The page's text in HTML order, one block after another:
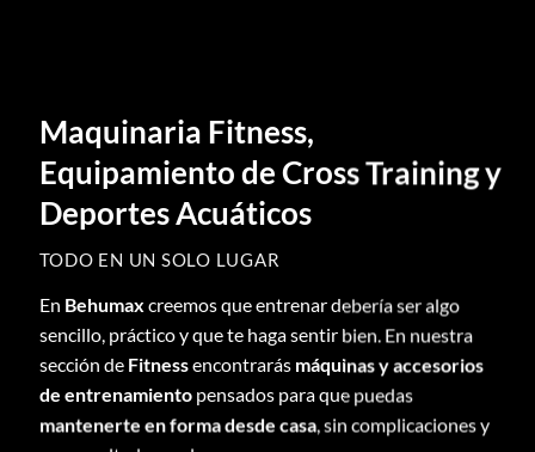
Maquinaria Fitness,
Equipamiento de Cross Training y
Deportes Acuáticos
TODO EN UN SOLO LUGAR
En Behumax creemos que entrenar debería ser algo
sencillo, práctico y que te haga sentir bien. En nuestra
sección de Fitnessencontrarás máquinas y accesorios
de entrenamientopensados para que puedas
mantenerte en forma desde casa, sin complicaciones y